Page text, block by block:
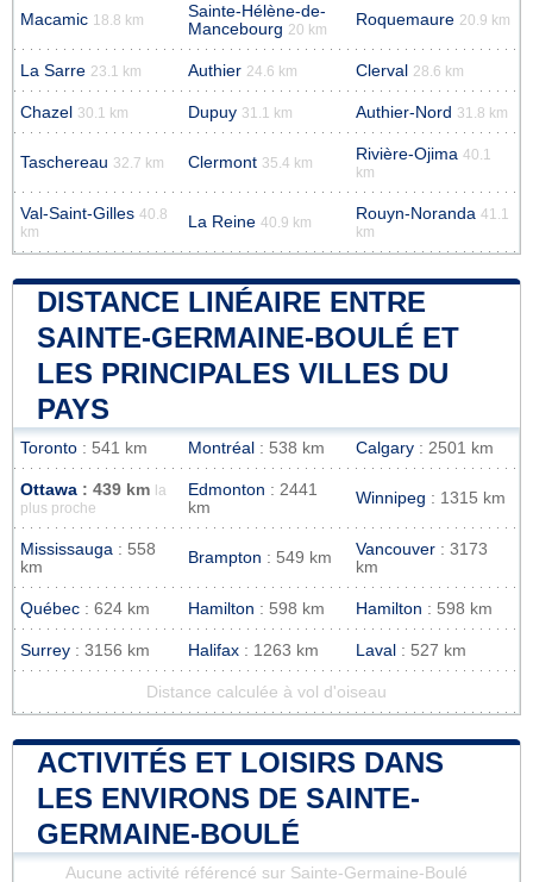
Macamic 18.8 km
Sainte-Hélène-de-
Mancebourg 20 km
Roquemaure 20.9 km
La Sarre 23.1 km Authier 24.6 km Clerval 28.6 km
Chazel 30.1 km Dupuy 31.1 km Authier-Nord 31.8 km
Taschereau 32.7 km Clermont 35.4 km Rivière-Ojima 40.1
km
Val-Saint-Gilles 40.8
km
La Reine 40.9 km Rouyn-Noranda 41.1
km
DISTANCE LINÉAIRE ENTRE
SAINTE-GERMAINE-BOULÉ ET
LES PRINCIPALES VILLES DU
PAYS
Toronto : 541 km Montréal : 538 km Calgary : 2501 km
Ottawa : 439 km
la
plus proche
Edmonton : 2441
km
Winnipeg : 1315 km
Mississauga : 558
km
Brampton : 549 km Vancouver : 3173
km
Québec : 624 km Hamilton : 598 km Hamilton : 598 km
Surrey : 3156 km Halifax : 1263 km Laval : 527 km
Distance calculée à vol d'oiseau
ACTIVITÉS ET LOISIRS DANS
LES ENVIRONS DE SAINTE-
GERMAINE-BOULÉ
Aucune activité référencé sur Sainte-Germaine-Boulé